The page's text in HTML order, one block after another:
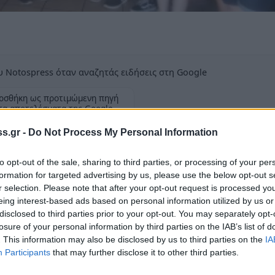
- Do Not Process My Personal Information
opt-out of the sale, sharing to third parties, or processing of your
for targeted advertising by us, please use the below opt-out
selection. Please note that after your opt-out request is processed
interest-based ads based on personal information utilized by us
to third parties prior to your opt-out. You may separately
of your personal information by third parties on the IAB’s list of
This information may also be disclosed by us to third parties on the
Participants that may further disclose it to other third parties.
όταν αναζητάς ειδήσεις στη Google
ως προτιμώμενη πηγή
αποτελέσματα της Google
Αδελφών Μάζη, στη Σπάρτη, για 2 ώρες
JOHNSON & WALES UNIVERSITY
απο τον διαπρεπή Έλληνα
και την ιστορία του ψωμιού